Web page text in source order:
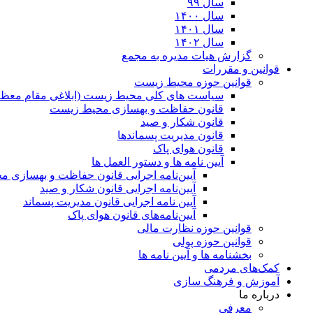
سال ۹۹
سال ۱۴۰۰
سال ۱۴۰۱
سال ۱۴۰۲
گزارش هیات مدیره به مجمع
قوانین و مقررات
قوانین حوزه محیط زیست
ﺳﯿﺎﺳﺖ ﻫﺎی ﮐﻠﯽ ﻣﺤﯿﻂ زﯾﺴﺖ (ابلاغی مقام
قانون حفاظت و بهسازی محیط زیست
قانون شکار و صید
قانون مدیریت پسماندها
قانون هوای پاک
آیین نامه ها و دستور العمل ها
آیین‌نامه اجرایی قانون حفاظت و
آیین‌نامه اجرایی قانون شکار و صید
آیین نامه اجرایی قانون مدیریت پسماند
آیین‌نامه‌های قانون هوای پاک
قوانین حوزه نظارت مالی
قوانین حوزه پولی
بخشنامه ها و آیین نامه ها
کمک‌های مردمی
آموزش و فرهنگ سازی
درباره ما
معرفی